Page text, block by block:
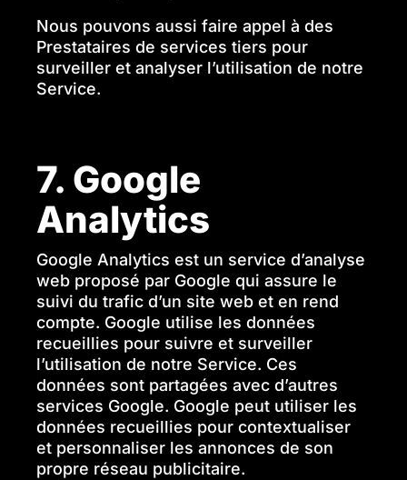
Nous pouvons aussi faire appel à des
Prestataires de services tiers pour
surveiller et analyser l’utilisation de notre
Service.
7. Google
Analytics
Google Analytics est un service d’analyse
web proposé par Google qui assure le
suivi du trafic d’un site web et en rend
compte. Google utilise les données
recueillies pour suivre et surveiller
l’utilisation de notre Service. Ces
données sont partagées avec d’autres
services Google. Google peut utiliser les
données recueillies pour contextualiser
et personnaliser les annonces de son
propre réseau publicitaire.